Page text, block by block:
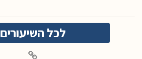
לכל השיעורים